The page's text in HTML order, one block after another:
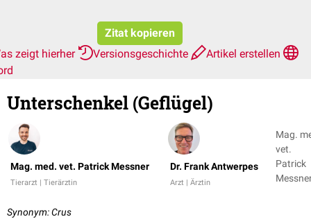
Zitat kopieren
zeigt hierher
Versionsgeschichte
Artikel erstellen
Unterschenkel (Geflügel)
Mag. med. vet. Patrick Messner
Tierarzt | Tierärztin
Dr. Frank Antwerpes
Arzt | Ärztin
Mag.
vet.
Patrick
Synonym: Crus